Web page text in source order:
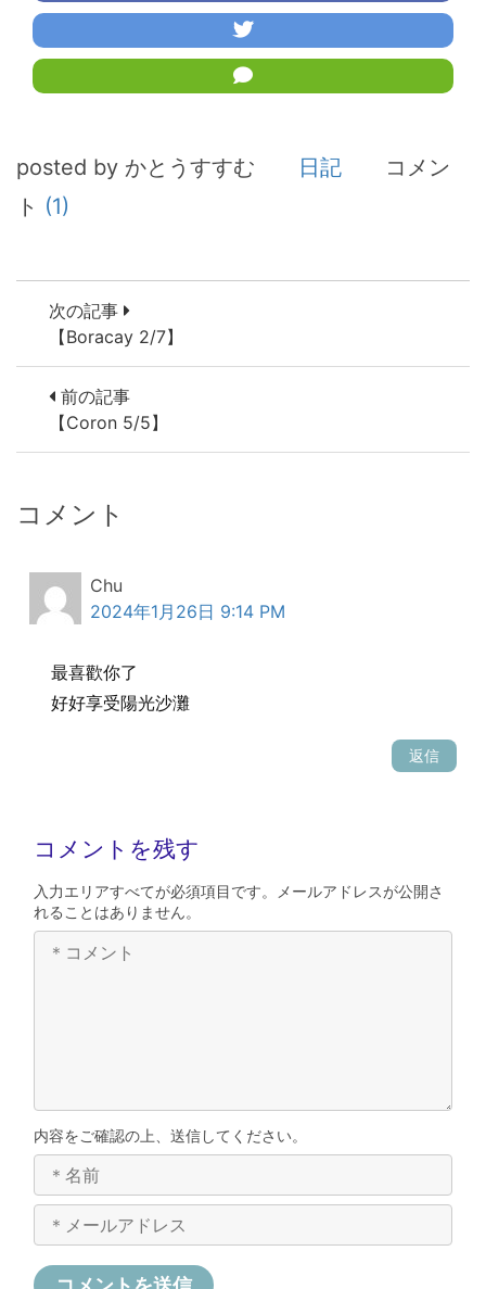
posted by かとうすすむ 日記
コメン
ト (1)
次の記事
【Boracay 2/7】
前の記事
【Coron 5/5】
コメント
Chu
2024年1月26日 9:14 PM
最喜歡你了
好好享受陽光沙灘️
返信
コメントを残す
入力エリアすべてが必須項目です。メールアドレスが公開さ
れることはありません。
内容をご確認の上、送信してください。